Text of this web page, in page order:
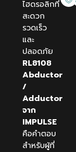
ไฮดรอลิกที่
สะดวก
รวดเร็ว
และ
ปลอดภัย
RL8108
Abductor
/
Adductor
จาก
IMPULSE
คือคำตอบ
สำหรับผู้ที่